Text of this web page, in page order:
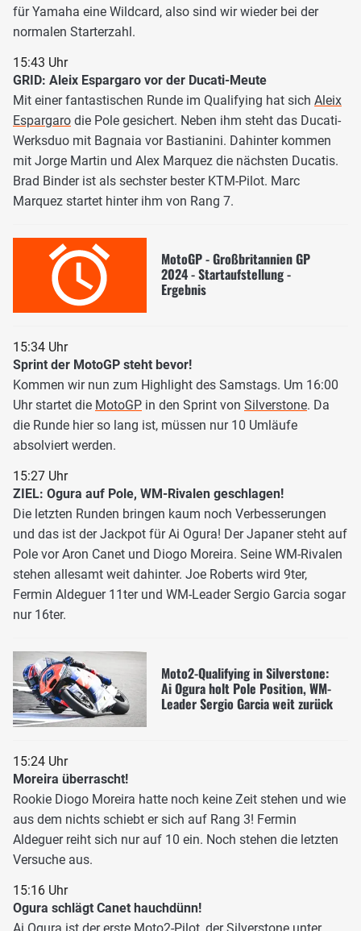
für Yamaha eine Wildcard, also sind wir wieder bei der
normalen Starterzahl.
15:43 Uhr
GRID: Aleix Espargaro vor der Ducati-Meute
Mit einer fantastischen Runde im Qualifying hat sich Aleix
Espargaro die Pole gesichert. Neben ihm steht das Ducati-
Werksduo mit Bagnaia vor Bastianini. Dahinter kommen
mit Jorge Martin und Alex Marquez die nächsten Ducatis.
Brad Binder ist als sechster bester KTM-Pilot. Marc
Marquez startet hinter ihm von Rang 7.
MotoGP - Großbritannien GP
2024 - Startaufstellung -
Ergebnis
15:34 Uhr
Sprint der MotoGP steht bevor!
Kommen wir nun zum Highlight des Samstags. Um 16:00
Uhr startet die MotoGP in den Sprint von Silverstone. Da
die Runde hier so lang ist, müssen nur 10 Umläufe
absolviert werden.
15:27 Uhr
ZIEL: Ogura auf Pole, WM-Rivalen geschlagen!
Die letzten Runden bringen kaum noch Verbesserungen
und das ist der Jackpot für Ai Ogura! Der Japaner steht auf
Pole vor Aron Canet und Diogo Moreira. Seine WM-Rivalen
stehen allesamt weit dahinter. Joe Roberts wird 9ter,
Fermin Aldeguer 11ter und WM-Leader Sergio Garcia sogar
nur 16ter.
Moto2-Qualifying in Silverstone:
Ai Ogura holt Pole Position, WM-
Leader Sergio Garcia weit zurück
15:24 Uhr
Moreira überrascht!
Rookie Diogo Moreira hatte noch keine Zeit stehen und wie
aus dem nichts schiebt er sich auf Rang 3! Fermin
Aldeguer reiht sich nur auf 10 ein. Noch stehen die letzten
Versuche aus.
15:16 Uhr
Ogura schlägt Canet hauchdünn!